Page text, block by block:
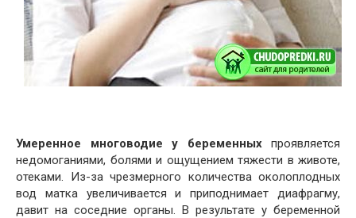
Умеренное многоводие у беременныхпроявляется
недомоганиями, болями и ощущением тяжести в животе,
отеками. Из-за чрезмерного количества околоплодных
вод матка увеличивается и приподнимает диафрагму,
давит на соседние органы. В результате у беременной